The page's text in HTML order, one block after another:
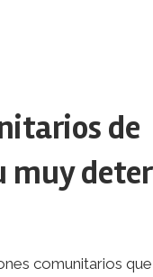
de
muy
comunitarios